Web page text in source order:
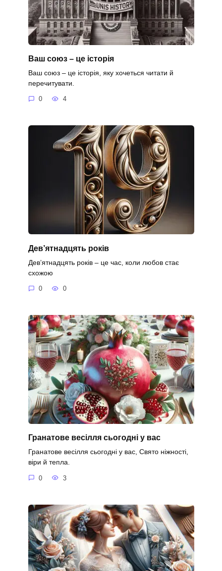
Ваш союз – це історія
Ваш союз – це історія, яку хочеться читати й
перечитувати.
0 4
Дев’ятнадцять років
Дев’ятнадцять років – це час, коли любов стає
схожою
0 0
Гранатове весілля сьогодні у вас
Гранатове весілля сьогодні у вас, Свято ніжності,
віри й тепла.
0 3